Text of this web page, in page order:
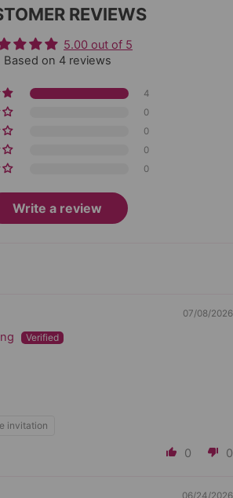
REVIEWS
5.00 out of 5
Based on 4 reviews
4
0
0
0
0
Write a review
07/08/2026
invitation
0 0
06/24/2026